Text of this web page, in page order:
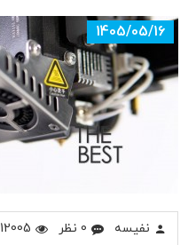
1405/05/16
نفیسه 0 نظر 12005 مشاهده